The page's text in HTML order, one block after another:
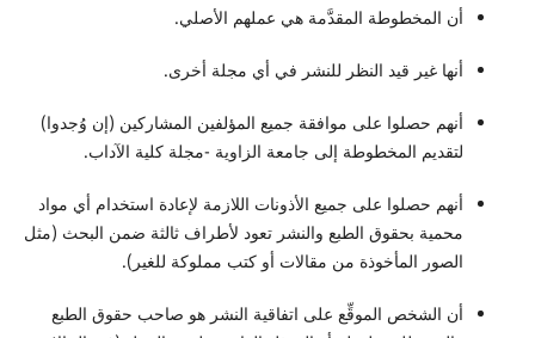
أن المخطوطة المقدَّمة هي عملهم الأصلي.
أنها غير قيد النظر للنشر في أي مجلة أخرى.
أنهم حصلوا على موافقة جميع المؤلفين المشاركين (إن وُجدوا)
لتقديم المخطوطة إلى جامعة الزاوية -مجلة كلية الآداب.
أنهم حصلوا على جميع الأذونات اللازمة لإعادة استخدام أي مواد
محمية بحقوق الطبع والنشر تعود لأطراف ثالثة ضمن البحث (مثل
الصور المأخوذة من مقالات أو كتب مملوكة للغير).
أن الشخص الموقِّع على اتفاقية النشر هو صاحب حقوق الطبع